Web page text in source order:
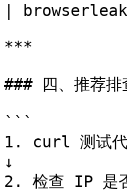
|
***
### 四、推荐排
```
1. curl 测试代
↓
2. 检查 IP 是